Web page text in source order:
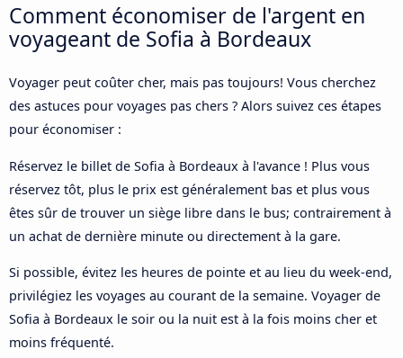
Comment économiser de l'argent en
voyageant de Sofia à Bordeaux
Voyager peut coûter cher, mais pas toujours! Vous cherchez
des astuces pour voyages pas chers ? Alors suivez ces étapes
pour économiser :
Réservez le billet de Sofia à Bordeaux à l'avance ! Plus vous
réservez tôt, plus le prix est généralement bas et plus vous
êtes sûr de trouver un siège libre dans le bus; contrairement à
un achat de dernière minute ou directement à la gare.
Si possible, évitez les heures de pointe et au lieu du week-end,
privilégiez les voyages au courant de la semaine. Voyager de
Sofia à Bordeaux le soir ou la nuit est à la fois moins cher et
moins fréquenté.